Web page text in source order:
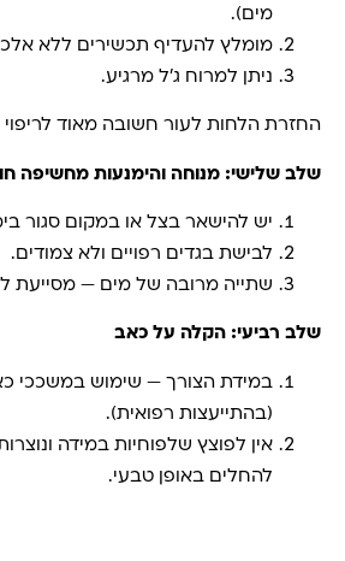
מים).
מומלץ להעדיף תכשירים ללא
ניתן למרוח ג'ל מרגיע.
החזרת הלחות לעור חשובה מאוד לריפוי
שלב שלישי: מנוחה והימנעות מחשיפה
יש להישאר בצל או במקום סגור
לבישת בגדים רפויים ולא צמודים.
שתייה מרובה של מים — מסייעת
שלב רביעי: הקלה על כאב
במידת הצורך — שימוש במשככי
(בהתייעצות רפואית).
אין לפוצץ שלפוחיות במידה
להחלים באופן טבעי.